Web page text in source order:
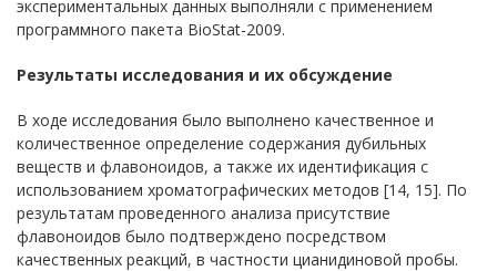
экспериментальных данных выполняли с применением
программного пакета BioStat-2009.
Результаты исследования и их обсуждение
В ходе исследования было выполнено качественное и
количественное определение содержания дубильных
веществ и флавоноидов, а также их идентификация с
использованием хроматографических методов [14, 15]. По
результатам проведенного анализа присутствие
флавоноидов было подтверждено посредством
качественных реакций, в частности цианидиновой пробы.